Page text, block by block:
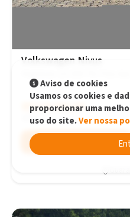
Volkswagen Nivus
R$118.000,00
R$118.000,00
2024
Aviso de cookies
Usamos os cookies e
proporcionar uma
uso do site.Ver nossa